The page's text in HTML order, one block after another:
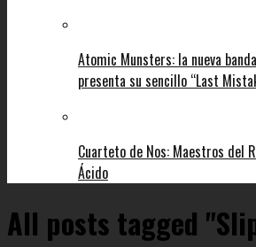
Atomic Munsters: la nueva
presenta su sencillo “Last
Cuarteto de Nos: Maestros del
Ácido
All posts tagged